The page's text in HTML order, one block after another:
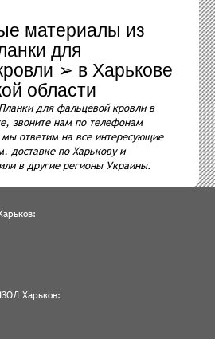
материалы из
для
➢ в Харькове
области
для фальцевой кровли в
звоните нам по телефонам
ответим на все интересующие
доставке по Харькову и
в другие регионы Украины.
Харьков: